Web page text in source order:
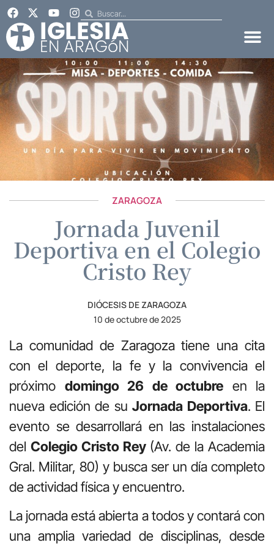
ZARAGOZA
Jornada Juvenil
Deportiva en el Colegio
Cristo Rey
DIÓCESIS DE ZARAGOZA
10 de octubre de 2025
La comunidad de Zaragoza tiene una cita
con el deporte, la fe y la convivencia el
próximo domingo 26 de octubre en la
nueva edición de su Jornada Deportiva. El
evento se desarrollará en las instalaciones
del Colegio Cristo Rey(Av. de la Academia
Gral. Militar, 80) y busca ser un día completo
de actividad física y encuentro.
La jornada está abierta a todos y contará con
una amplia variedad de disciplinas, desde